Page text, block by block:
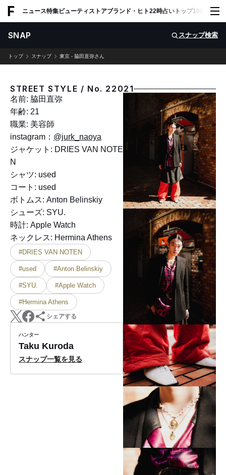
ニュース特集ビューティ ストアブランド・ヒト22時占い トップ100 スナッ
SNAP スナップ検索
トップ スナップ 東京 - 脇田直弥さん
STREET STYLE / No. 22021
名前: 脇田直弥
年齢: 21
職業: 美容師
instagram： @jurk_naoya
ジャケット: DRIES VAN NOTE
N
シャツ: used
コート: used
ボトムス: Anton Belinskiy
シューズ: SYU.
時計: Apple Watch
ネックレス: Hermina Athens
#DRIES VAN NOTEN
#used #Anton Belinskiy
#SYU. #Apple Watch
#Hermina Athens
シェアする
ハンター
Taku Kuroda
スナップ一覧を見る